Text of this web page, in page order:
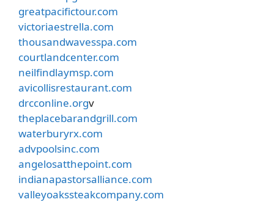
greatpacifictour.com
victoriaestrella.com
thousandwavesspa.com
courtlandcenter.com
neilfindlaymsp.com
avicollisrestaurant.com
drcconline.orgv
theplacebarandgrill.com
waterburyrx.com
advpoolsinc.com
angelosatthepoint.com
indianapastorsalliance.com
valleyoakssteakcompany.com